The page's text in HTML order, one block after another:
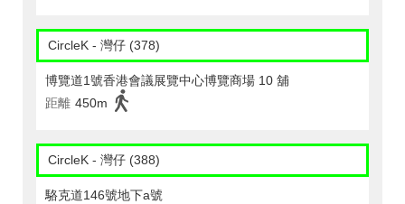
CircleK - 灣仔 (378)
博覽道1號香港會議展覽中心博覽商場 10 舖
距離 450m
CircleK - 灣仔 (388)
駱克道146號地下a號